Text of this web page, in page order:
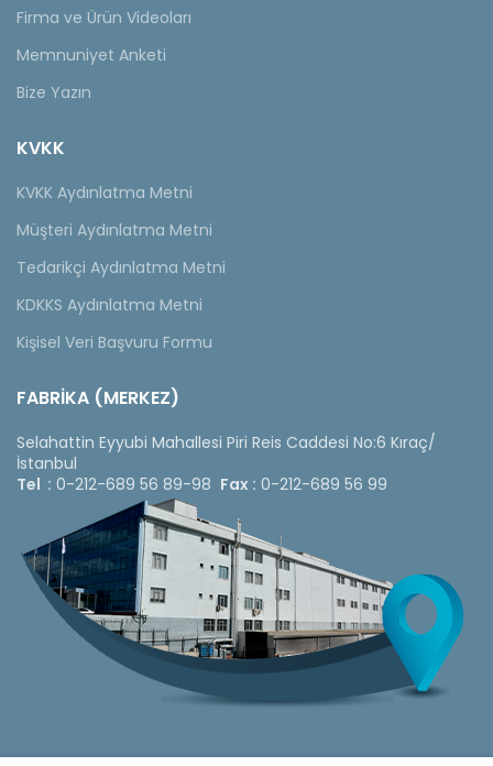
Firma ve Ürün Videoları
Memnuniyet Anketi
Bize Yazın
KVKK
KVKK Aydınlatma Metni
Müşteri Aydınlatma Metni
Tedarikçi Aydınlatma Metni
KDKKS Aydınlatma Metni
Kişisel Veri Başvuru Formu
FABRİKA (MERKEZ)
Selahattin Eyyubi Mahallesi Piri Reis Caddesi No:6 Kıraç/
İstanbul
Tel : 0-212-689 56 89-98 Fax : 0-212-689 56 99